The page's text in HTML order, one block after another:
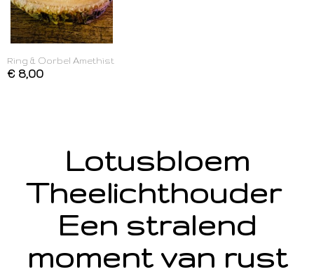
Ring & Oorbel Amethist
€ 8,00
Lotusbloem
Theelichthouder
Een stralend
moment van rust